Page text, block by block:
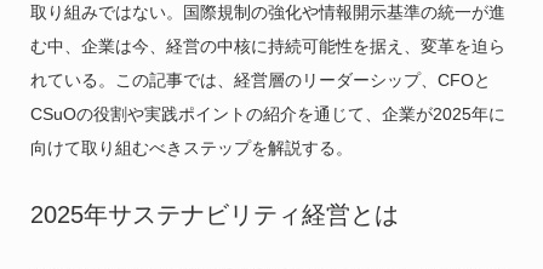
取り組みではない。国際規制の強化や情報開示基準の統一が進
む中、企業は今、経営の中核に持続可能性を据え、変革を迫ら
れている。この記事では、経営層のリーダーシップ、CFOと
CSuOの役割や実践ポイントの紹介を通じて、企業が2025年に
向けて取り組むべきステップを解説する。
2025年サステナビリティ経営とは